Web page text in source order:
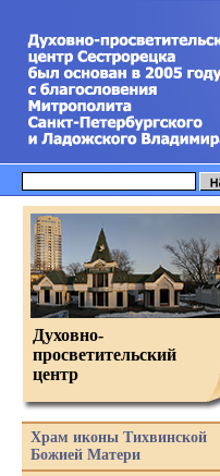
Духовно-
просветительский
центр
Храм иконы Тихвинской
Божией Матери